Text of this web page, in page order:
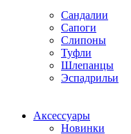
Сандалии
Сапоги
Слипоны
Туфли
Шлепанцы
Эспадрильи
Аксессуары
Новинки